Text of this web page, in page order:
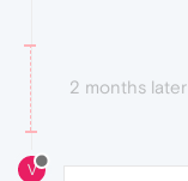
2 months later
V